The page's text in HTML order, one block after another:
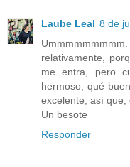
Laube Leal 8 de
relativamente,
me entra, pero
hermoso, qué
excelente, así que,
Un besote
Responder